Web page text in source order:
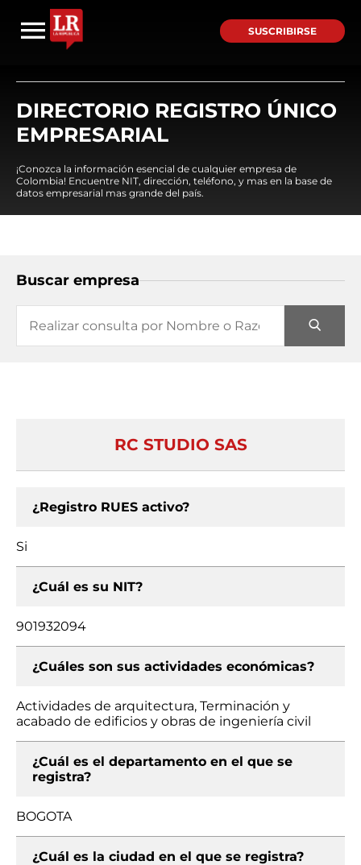
SUSCRIBIRSE
DIRECTORIO REGISTRO ÚNICO
EMPRESARIAL
¡Conozca la información esencial de cualquier empresa de
Colombia! Encuentre NIT, dirección, teléfono, y mas en la base de
datos empresarial mas grande del país.
Buscar empresa
RC STUDIO SAS
¿Registro RUES activo?
Si
¿Cuál es su NIT?
901932094
¿Cuáles son sus actividades económicas?
Actividades de arquitectura, Terminación y
acabado de edificios y obras de ingeniería civil
¿Cuál es el departamento en el que se
registra?
BOGOTA
¿Cuál es la ciudad en el que se registra?